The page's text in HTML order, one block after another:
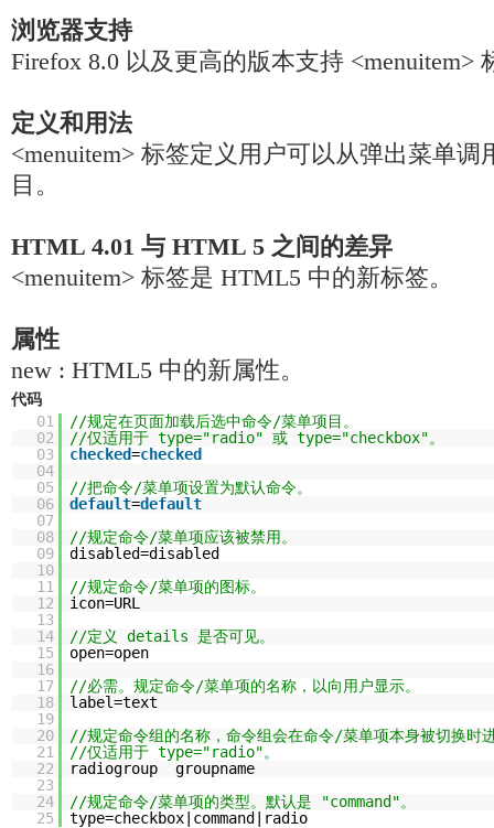
浏览器支持
Firefox 8.0 以及更高的版本支持 <menuitem>
定义和用法
<menuitem> 标签定义用户可以从弹出菜单调
目。
HTML 4.01 与 HTML 5 之间的差异
<menuitem> 标签是 HTML5 中的新标签。
属性
new : HTML5 中的新属性。
代码
01
//规定在页面加载后选中命令/菜单项目。
02
//仅适用于 type="radio" 或 type="checkbox"。
03
checked=checked
04
05
//把命令/菜单项设置为默认命令。
06
default=default
07
08
//规定命令/菜单项应该被禁用。
09
disabled=disabled
10
11
//规定命令/菜单项的图标。
12
icon=URL
13
14
//定义 details 是否可见。
15
open=open
16
17
//必需。规定命令/菜单项的名称，以向用户显示。
18
label=text
19
20
//规定命令组的名称，命令组会在命令/菜单项本身被切换时
21
//仅适用于 type="radio"。
22
radiogroup groupname
23
24
//规定命令/菜单项的类型。默认是 "command"。
25
type=checkbox|command|radio